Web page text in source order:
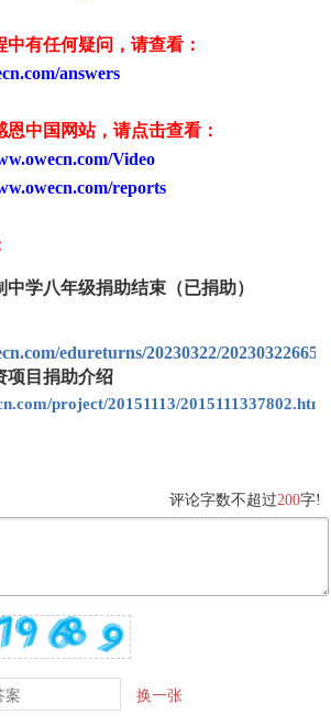
中有任何疑问，请查看：
answers
中国网站，请点击查看：
Video
reports
学八年级捐助结束（已捐助）
edureturns/20230322/
项目捐助介绍
project/20151113/2015111337802.html
评论字数不超过200字!
换一张